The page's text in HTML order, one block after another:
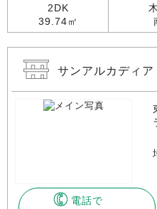
2DK
39.74㎡
サンアルカディ
電話で